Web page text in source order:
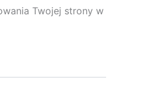
Twojej strony w